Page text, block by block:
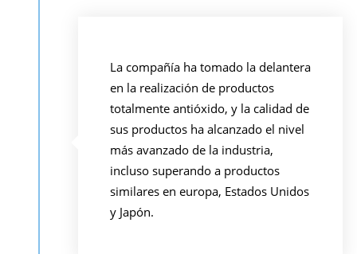
La compañía ha tomado la delantera
en la realización de productos
totalmente antióxido, y la calidad de
sus productos ha alcanzado el nivel
más avanzado de la industria,
incluso superando a productos
similares en europa, Estados Unidos
y Japón.